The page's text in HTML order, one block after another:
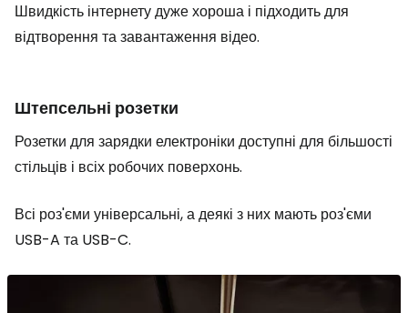
Швидкість інтернету дуже хороша і підходить для
відтворення та завантаження відео.
Штепсельні розетки
Розетки для зарядки електроніки доступні для більшості
стільців і всіх робочих поверхонь.
Всі роз'єми універсальні, а деякі з них мають роз'єми
USB-A та USB-C.